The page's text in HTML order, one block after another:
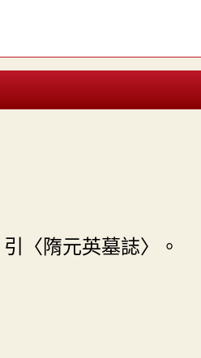
〈隋元英墓誌〉。